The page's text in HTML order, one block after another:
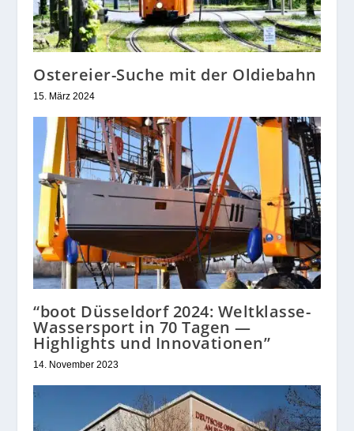
Ostereier-Suche mit der Oldiebahn
15. März 2024
“boot Düsseldorf 2024: Weltklasse-
Wassersport in 70 Tagen —
Highlights und Innovationen”
14. November 2023